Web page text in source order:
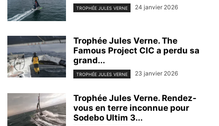
TROPHÉE JULES VERNE 24 janvier 2026
Trophée Jules Verne. The
Famous Project CIC a perdu sa
grand...
TROPHÉE JULES VERNE 23 janvier 2026
Trophée Jules Verne. Rendez-
vous en terre inconnue pour
Sodebo Ultim 3...